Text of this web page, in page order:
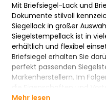
Mit Briefsiegel-Lack und
Dokumente stilvoll
Siegellack in großer
Siegelstempellack ist in
erhältlich und flexibel
Briefsiegel erhalten Sie
perfekt passenden
Markenherstellern. Im
die Eigenschaften und
Mehr lesen